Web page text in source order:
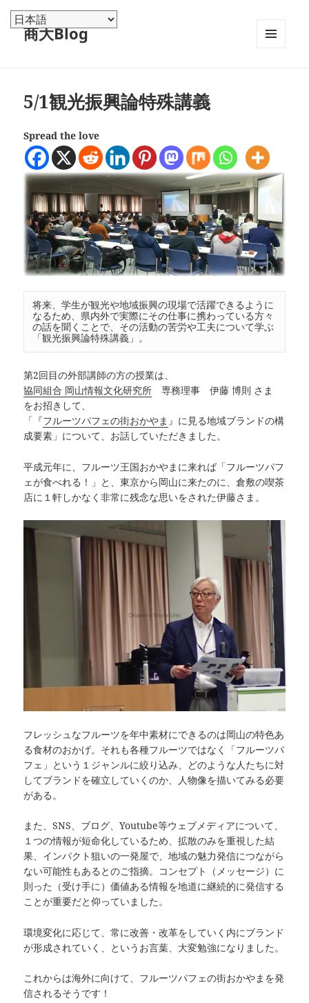
商大Blog
5/1観光振興論特殊講義
Spread the love
将来、学生が観光や地域振興の現場で活躍できるように
なるため、県内外で実際にその仕事に携わっている方々
の話を聞くことで、その活動の苦労や工夫について学ぶ
「観光振興論特殊講義」。
第2回目の外部講師の方の授業は、
協同組合 岡山情報文化研究所 専務理事 伊藤 博則 さま
をお招きして、
「『フルーツパフェの街おかやま 』に見る地域ブランドの構
成要素」について、お話していただきました。
平成元年に、フルーツ王国おかやまに来れば「フルーツパフ
ェが食べれる！」と、東京から岡山に来たのに、倉敷の喫茶
店に１軒しかなく非常に残念な思いをされた伊藤さま。
フレッシュなフルーツを年中素材にできるのは岡山の特色あ
る食材のおかげ。それも各種フルーツではなく「フルーツパ
フェ」という１ジャンルに絞り込み、どのような人たちに対
してブランドを確立していくのか、人物像を描いてみる必要
がある。
また、SNS、ブログ、Youtube等ウェブメディアについて、
１つの情報が短命化しているため、拡散のみを重視した結
果、インパクト狙いの一発屋で、地域の魅力発信につながら
ない可能性もあるとのご指摘。コンセプト（メッセージ）に
則った（受け手に）価値ある情報を地道に継続的に発信する
ことが重要だと仰っていました。
環境変化に応じて、常に改善・改革をしていく内にブランド
が形成されていく、というお言葉、大変勉強になりました。
これからは海外に向けて、フルーツパフェの街おかやまを発
信されるそうです！